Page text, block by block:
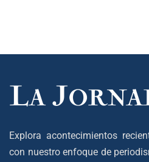
Explora acontecimientos
con nuestro enfoque de